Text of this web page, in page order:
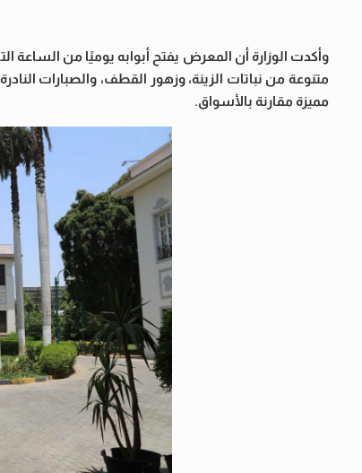
وأكدت الوزارة أن المعرض يفتح أبوابه يوميًا من
متنوعة من نباتات الزينة، وزهور القطف، والصبارات
مميزة مقارنة بالأسواق.